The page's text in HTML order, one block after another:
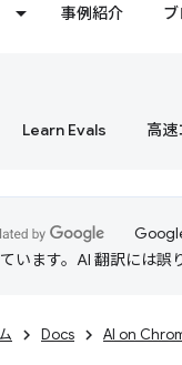
事例紹介
Learn Evals 高速
います。AI 翻訳には誤
Docs AI on